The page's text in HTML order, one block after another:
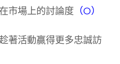
市場上的討論度（O）
著活動贏得更多忠誠訪